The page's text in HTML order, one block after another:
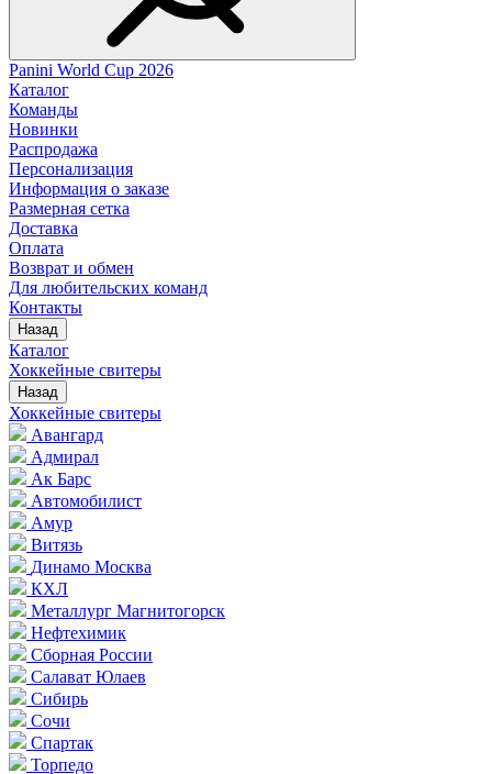
Panini World Cup 2026
Каталог
Команды
Новинки
Распродажа
Персонализация
Информация о заказе
Размерная сетка
Доставка
Оплата
Возврат и обмен
Для любительских команд
Контакты
Назад
Каталог
Хоккейные свитеры
Назад
Хоккейные свитеры
Авангард
Адмирал
Ак Барс
Автомобилист
Амур
Витязь
Динамо Москва
КХЛ
Металлург Магнитогорск
Нефтехимик
Сборная России
Салават Юлаев
Сибирь
Сочи
Спартак
Торпедо